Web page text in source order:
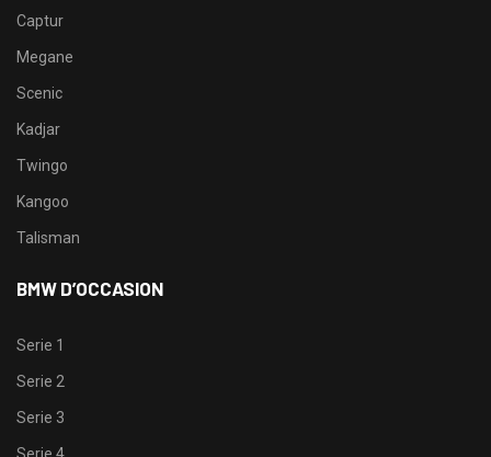
Captur
Megane
Scenic
Kadjar
Twingo
Kangoo
Talisman
BMW D’OCCASION
Serie 1
Serie 2
Serie 3